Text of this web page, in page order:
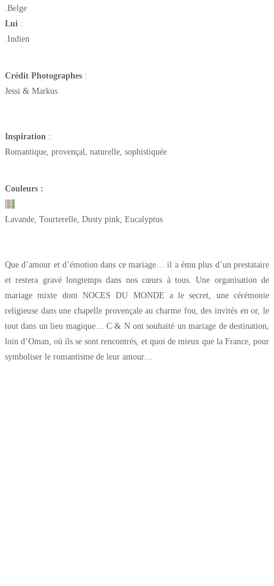
.Belge
Lui :
.Indien
Crédit Photographes :
Jessi & Markus
Inspiration :
Romantique, provençal, naturelle, sophistiquée
Couleurs :
....
Lavande, Tourterelle, Dusty pink, Eucalyptus
Que d’amour et d’émotion dans ce mariage… il a ému plus d’un prestataire
et restera gravé longtemps dans nos cœurs à tous. Une organisation de
mariage mixte dont NOCES DU MONDE a le secret, une cérémonie
religieuse dans une chapelle provençale au charme fou, des invités en or, le
tout dans un lieu magique… C & N ont souhaité un mariage de destination,
loin d’Oman, où ils se sont rencontrés, et quoi de mieux que la France, pour
symboliser le romantisme de leur amour…